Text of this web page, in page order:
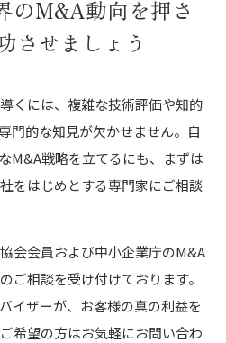
のM&A動向を押さ
させましょう
くには、複雑な技術評価や知的
門的な知見が欠かせません。自
M&A戦略を立てるにも、まずは
をはじめとする専門家にご相談
会会員および中小企業庁のM&A
ご相談を受け付けております。
イザーが、お客様の真の利益を
希望の方はお気軽にお問い合わ